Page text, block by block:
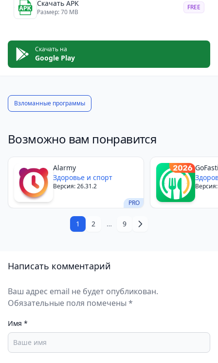
Персонализация интерфейса: Настраивайте тему и
себя.
GymUp PRO— это приложение, которое
выделяется глубиной анализа тренировок,
интеграции с устройствами на Wear OS. Оно не
только фиксирует результаты, но и предоставляет
помогут сделать тренировки более эффективными.
Скачать APK
Размер: 70 MB
FREE
Скачать на
Google Play
Взломанные программы
Возможно вам понравится
PRO
Alarmy
Здоровье и спорт
Версия: 26.31.2
1 2 … 9
Написать комментарий
Ваш адрес email не будет опубликован.
Обязательные поля помечены *
Имя *